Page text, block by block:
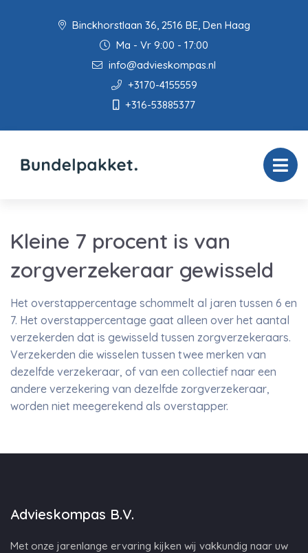
Binckhorstlaan 36, 2516 BE, Den Haag
Ma - Vr 9:00 - 17:00
info@advieskompas.nl
+3170-4155559
+316-53885377
Kleine 7 procent is van
zorgverzekeraar gewisseld
Het overstappercentage schommelt al jaren tussen 6 en
7. Het overstappercentage gaat alleen over het aantal
verzekerden dat is gewisseld tussen zorgverzekeraars.
Verzekerden die wisselen tussen twee merken van
dezelfde verzekeraar, of van een collectief naar een
andere verzekering van dezelfde zorgverzekeraar,
worden niet meegerekend als overstapper.
Advieskompas B.V.
Met onze jarenlange ervaring kijken wij vakkundig naar uw